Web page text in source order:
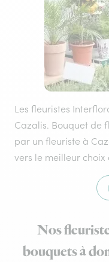
Les fleuristes
Cazalis. Bouquet de
par un fleuriste à
vers le meilleur
Nos
bouquets à